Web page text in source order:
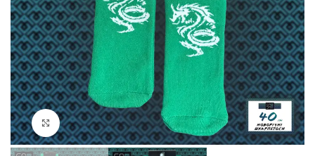
Натисніть, щоб збільшити